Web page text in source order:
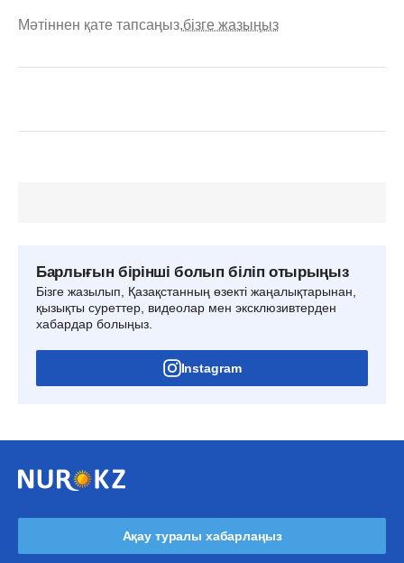
Мәтіннен қате тапсаңыз,бізге жазыңыз
Барлығын бірінші болып біліп отырыңыз
Бізге жазылып, Қазақстанның өзекті жаңалықтарынан,
қызықты суреттер, видеолар мен эксклюзивтерден
хабардар болыңыз.
Instagram
Ақау туралы хабарлаңыз